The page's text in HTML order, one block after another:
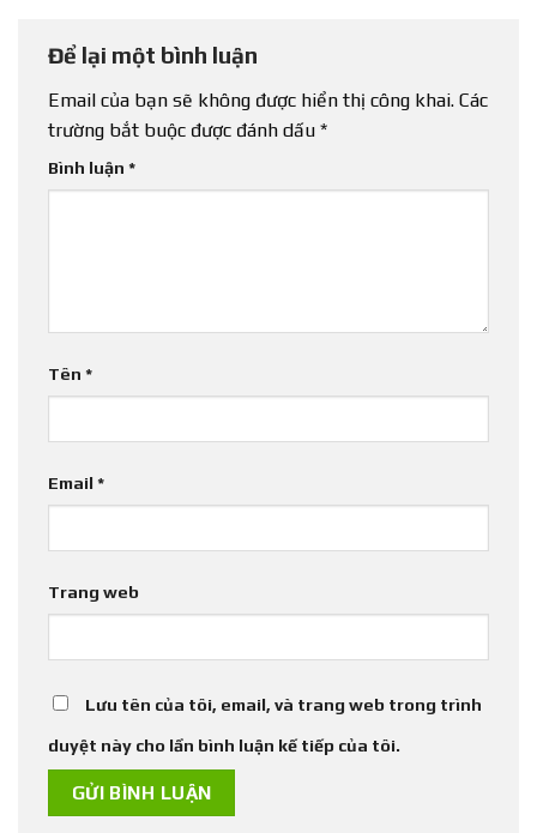
Để lại một bình luận
Email của bạn sẽ không được hiển thị công khai. Các
trường bắt buộc được đánh dấu *
Bình luận *
Tên *
Email *
Trang web
Lưu tên của tôi, email, và trang web trong trình
duyệt này cho lần bình luận kế tiếp của tôi.